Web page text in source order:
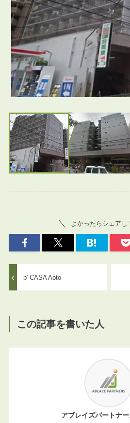
よかったらシェアし
b' CASA Aoto
この記事を書いた人
アブレイズパートナ